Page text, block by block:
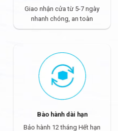
Giao nhận cửa từ 5-7 ngày
nhanh chóng, an toàn
Bào hành dài hạn
Bảo hành 12 tháng Hết hạn